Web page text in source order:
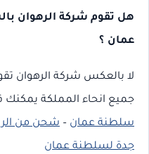
هل تقوم شركة الرهوان
عمان ؟
لا بالعكس شركة الرهوان
جميع انحاء المملكة يمكنك
سلطنة عمان – شحن من
جدة لسلطنة عمان